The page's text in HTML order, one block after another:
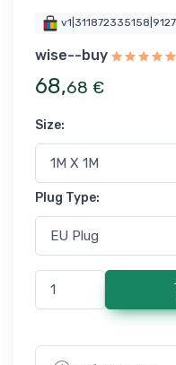
wise--buy
68,68 €
Size:
Plug Type: